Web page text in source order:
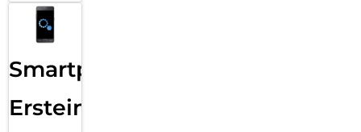
Smartphone
Ersteinrichtung